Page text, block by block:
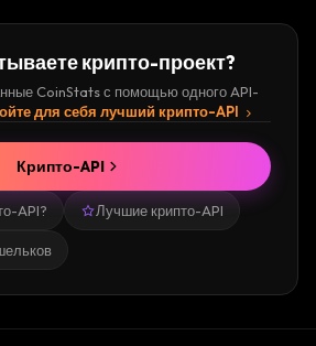
крипто-проект?
CoinStats с помощью одного API-
для себя лучший крипто-API
API? Лучшие крипто-API
Крипто-API